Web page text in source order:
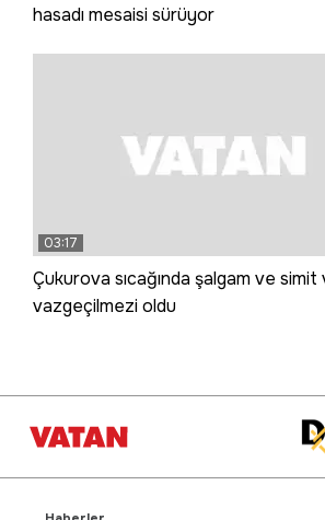
hasadı mesaisi sürüyor
03:17
Çukurova sıcağında şalgam ve simit
vazgeçilmezi oldu